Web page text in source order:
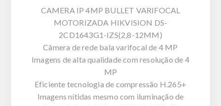
CAMERA IP 4MP BULLET VARIFOCAL
MOTORIZADA HIKVISION DS-
2CD1643G1-IZS(2,8-12MM)
Câmera de rede bala varifocal de 4 MP
Imagens de alta qualidade com resolução de 4
MP
Eficiente tecnologia de compressão H.265+
Imagens nítidas mesmo com iluminação de